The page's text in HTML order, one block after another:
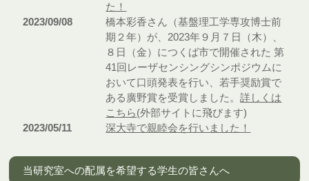
た！
2023/09/08
橋本彩香さん（基盤理工学専攻博士前
期２年）が、2023年９月７日（木）、
８日（金）につくば市で開催された 第
41回レーザセンシングシンポジウムに
おいて口頭発表を行い、若手奨励賞で
ある廣野賞を受賞しました。詳しくは
こちら(外部サイトに飛びます)
2023/05/11
深大寺で親睦会を行いました！
当研究室への配属を希望する学生の皆さんへ